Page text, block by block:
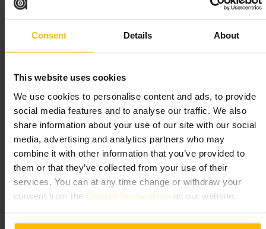
Consent Details About
This website uses cookies
We use cookies to personalise content and ads, to provide
social media features and to analyse our traffic. We also
share information about your use of our site with our social
media, advertising and analytics partners who may
combine it with other information that you’ve provided to
them or that they’ve collected from your use of their
services. You can at any time change or withdraw your
consent from the Cookie Declaration on our website.
Adequado para
#Ginásio #Fitness
O que esperar
Espaço funcional com equipamento de cardio e pesos, um estúdio para
aulas e apoio de instrutores. As aulas acomodam vários níveis, e o
ambiente tende a ser profissional e acessível. Traga roupa e toalha, e
espere um serviço orientado para resultados práticos.
Planeie a sua visita